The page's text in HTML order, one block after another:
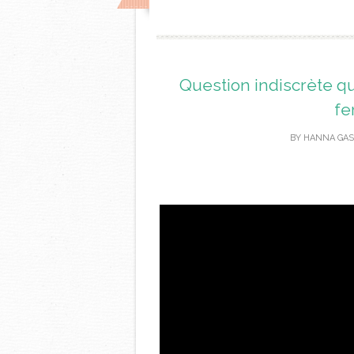
Question indiscrète
BY HANNA GAS